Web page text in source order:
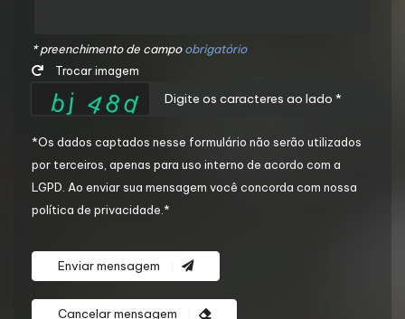
* preenchimento de campoobrigatório
Trocar imagem
*Os dados captados nesse formulário não serão utilizados
por terceiros, apenas para uso interno de acordo com a
LGPD . Ao enviar sua mensagem você concorda com nossa
política de privacidade.*
Enviar mensagem
Cancelar mensagem